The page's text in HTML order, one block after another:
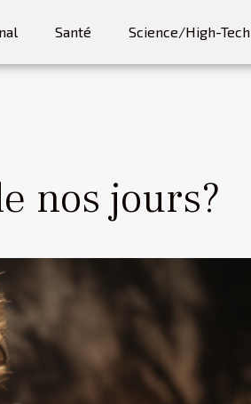
Santé Science/High-Tech
nos jours?